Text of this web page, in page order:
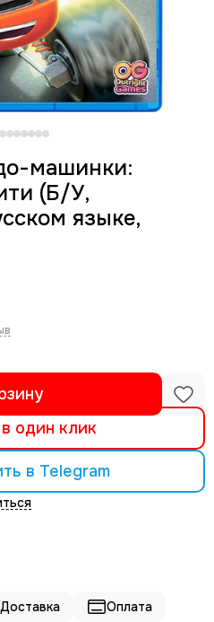
машинки:
(Б/У,
языке,
один клик
в Telegram
Доставка Оплата